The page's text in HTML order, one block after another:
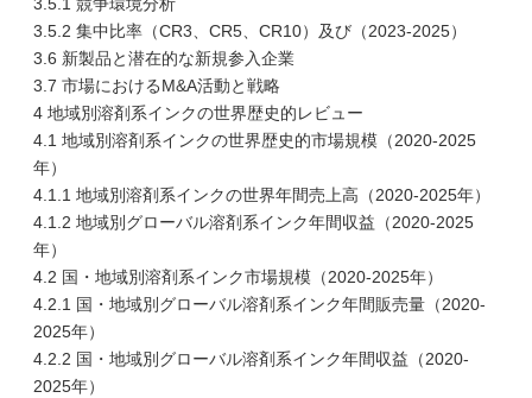
3.5.2 集中比率（CR3、CR5、CR10）及び（2023-2025）
3.6 新製品と潜在的な新規参入企業
3.7 市場におけるM&A活動と戦略
4 地域別溶剤系インクの世界歴史的レビュー
4.1 地域別溶剤系インクの世界歴史的市場規模（2020-2025
年）
4.1.1 地域別溶剤系インクの世界年間売上高（2020-2025年）
4.1.2 地域別グローバル溶剤系インク年間収益（2020-2025
年）
4.2 国・地域別溶剤系インク市場規模（2020-2025年）
4.2.1 国・地域別グローバル溶剤系インク年間販売量（2020-
2025年）
4.2.2 国・地域別グローバル溶剤系インク年間収益（2020-
2025年）